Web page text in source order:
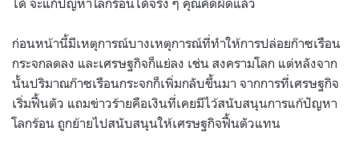
ก่อนหน้านี้มีเหตุการณ์บางเหตุการณ์ที่ทำให้การปล่อยก๊าซเรือน
กระจกลดลง และเศรษฐกิจก็แย่ลง เช่น สงครามโลก แต่หลังจาก
นั้นปริมาณก๊าซเรือนกระจกก็เพิ่มกลับขึ้นมา จากการที่เศรษฐกิจ
เริ่มฟื้นตัว แถมข่าวร้ายคือเงินที่เคยมีไว้สนับสนุนการแก้ปัญหา
โลกร้อน ถูกย้ายไปสนับสนุนให้เศรษฐกิจฟื้นตัวแทน